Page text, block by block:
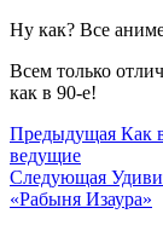
Ну как? Все
Всем только
как в 90-е!
Навигация
по
записям
Предыдущая
запись
Предыдущая Как
ведущие
Следующая
запись
Следующая
«Рабыня Изаура»